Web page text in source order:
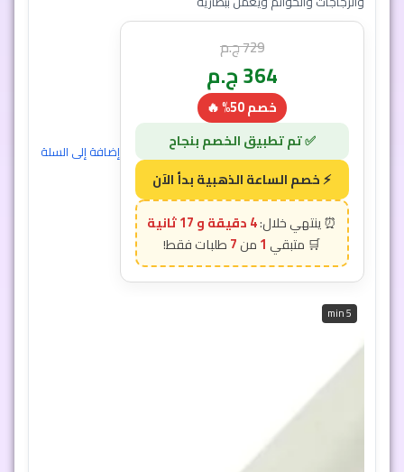
729ج.م
364ج.م
خصم 50% 🔥
4 دقيقة و 15 ثانية
1
7
إضافة إلى السلة
5 min